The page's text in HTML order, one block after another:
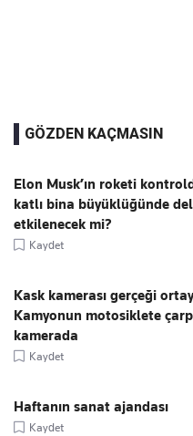
GÖZDEN KAÇMASIN
Elon Musk’ın roketi
katlı bina büyüklüğünde
etkilenecek mi?
Kaydet
Kask kamerası gerçeği
Kamyonun motosiklete
kamerada
Kaydet
Haftanın sanat ajandası
Kaydet